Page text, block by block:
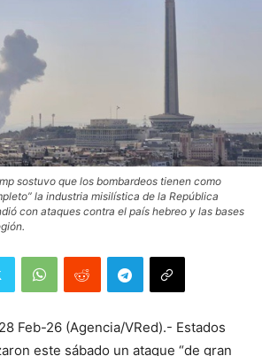
sostuvo que los bombardeos tienen como
la industria misilística de la República
con ataques contra el país hebreo y las bases
Feb-26 (Agencia/VRed).- Estados
este sábado un ataque “de gran